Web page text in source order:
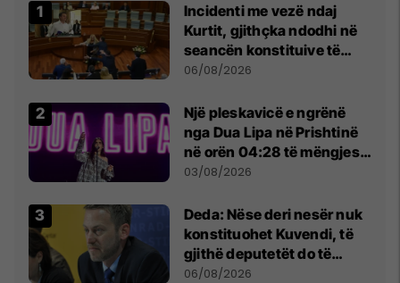
Incidenti me vezë ndaj
Kurtit, gjithçka ndodhi në
seancën konstituive të
Kuvendit
06/08/2026
Një pleskavicë e ngrënë
nga Dua Lipa në Prishtinë
në orën 04:28 të mëngjesit
- dhe bota digjitale serbe
03/08/2026
Deda: Nëse deri nesër nuk
konstituohet Kuvendi, të
gjithë deputetët do të
bëjnë shkelje të rëndë
06/08/2026